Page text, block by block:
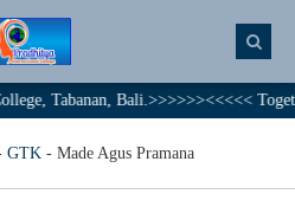
Tabanan, Bali.>>>>>><<<<< Together
GTK - Made Agus Pramana